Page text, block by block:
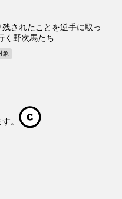
されたことを逆手に取っ
く野次馬たち
象
。